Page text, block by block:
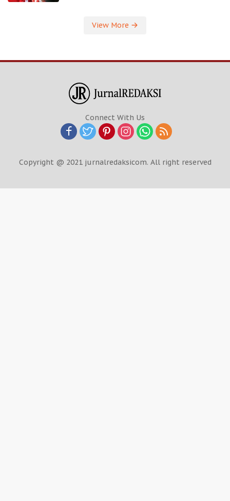
View More
Connect With Us
Copyright @ 2021 jurnalredaksicom. All right reserved